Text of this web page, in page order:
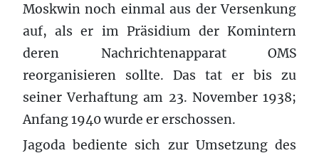
Moskwin noch einmal aus der Versenkung
auf, als er im Präsidium der Komintern
deren Nachrichtenapparat OMS
reorganisieren sollte. Das tat er bis zu
seiner Verhaftung am 23. November 1938;
Anfang 1940 wurde er erschossen.
Jagoda bediente sich zur Umsetzung des